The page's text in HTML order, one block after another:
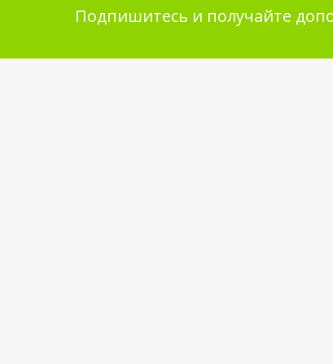
Подпишитесь и получайте